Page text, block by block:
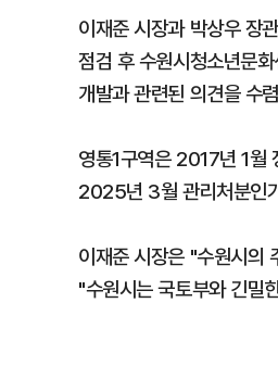
이재준 시장과 박상우 장
점검 후 수원시청소년문
개발과 관련된 의견을 수
영통1구역은 2017년 1
2025년 3월 관리처분인
이재준 시장은 "수원시
"수원시는 국토부와 긴밀